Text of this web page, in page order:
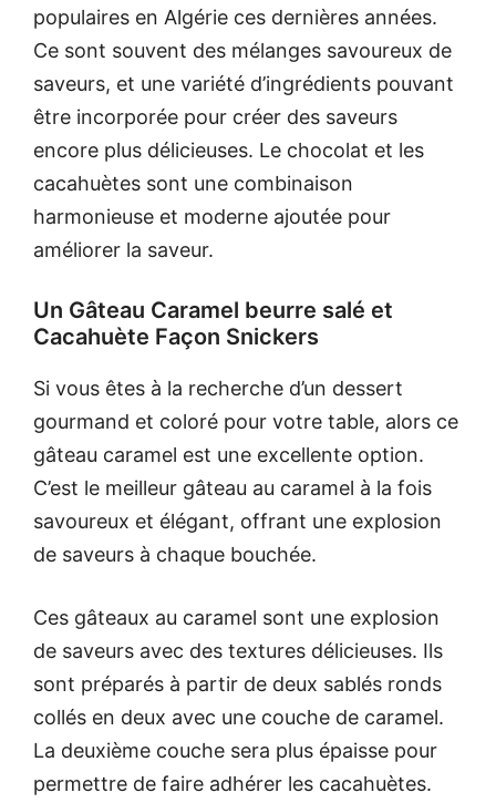
populaires en Algérie ces dernières années.
Ce sont souvent des mélanges savoureux de
saveurs, et une variété d’ingrédients pouvant
être incorporée pour créer des saveurs
encore plus délicieuses. Le chocolat et les
cacahuètes sont une combinaison
harmonieuse et moderne ajoutée pour
améliorer la saveur.
Un Gâteau Caramel beurre salé et
Cacahuète Façon Snickers
Si vous êtes à la recherche d’un dessert
gourmand et coloré pour votre table, alors ce
gâteau caramel est une excellente option.
C’est le meilleur gâteau au caramel à la fois
savoureux et élégant, offrant une explosion
de saveurs à chaque bouchée.
Ces gâteaux au caramel sont une explosion
de saveurs avec des textures délicieuses. Ils
sont préparés à partir de deux sablés ronds
collés en deux avec une couche de caramel.
La deuxième couche sera plus épaisse pour
permettre de faire adhérer les cacahuètes.